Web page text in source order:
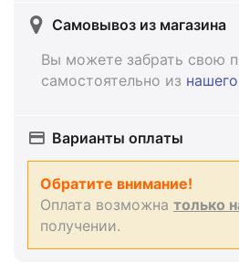
Самовывоз из магазина
Вы можете забрать свою
самостоятельно из
Варианты оплаты
Обратите внимание!
Оплата возможна только
получении.